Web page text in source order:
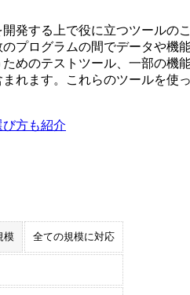
発する上で役に立つツールの
プログラムの間でデータや機
めのテストツール、一部の機
れます。これらのツールを使
方も紹介
模 全ての規模に対応